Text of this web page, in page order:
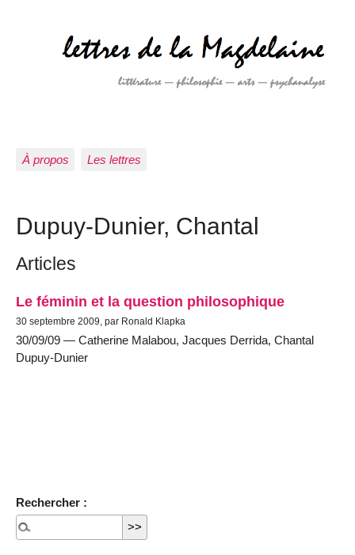
À propos Les lettres
Dupuy-Dunier, Chantal
Articles
Le féminin et la question philosophique
30 septembre 2009, par Ronald Klapka
30/09/09 — Catherine Malabou, Jacques Derrida, Chantal
Dupuy-Dunier
Rechercher :